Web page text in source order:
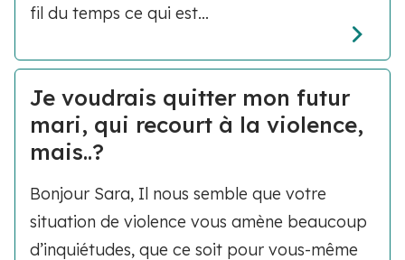
fil du temps ce qui est...
Je voudrais quitter mon futur
mari, qui recourt à la violence,
mais..?
Bonjour Sara, Il nous semble que votre
situation de violence vous amène beaucoup
d’inquiétudes, que ce soit pour vous-même